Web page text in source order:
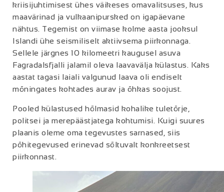
kriisijuhtimisest ühes väikeses omavalitsuses, kus
maavärinad ja vulkaanipursked on igapäevane
nähtus. Tegemist on viimase kolme aasta jooksul
Islandi ühe seismiliselt aktiivsema piirkonnaga.
Sellele järgnes 10 kilomeetri kaugusel asuva
Fagradalsfjalli jalamil oleva laavavälja külastus. Kaks
aastat tagasi laiali valgunud laava oli endiselt
mõningates kohtades aurav ja õhkas soojust.
Pooled külastused hõlmasid kohalike tuletõrje,
politsei ja merepäästjatega kohtumisi. Kuigi suures
plaanis oleme oma tegevustes sarnased, siis
põhitegevused erinevad sõltuvalt konkreetsest
piirkonnast.